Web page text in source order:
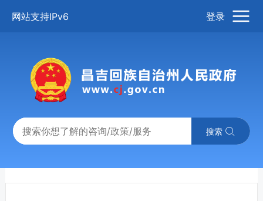
网站支持IPv6 登录
搜索